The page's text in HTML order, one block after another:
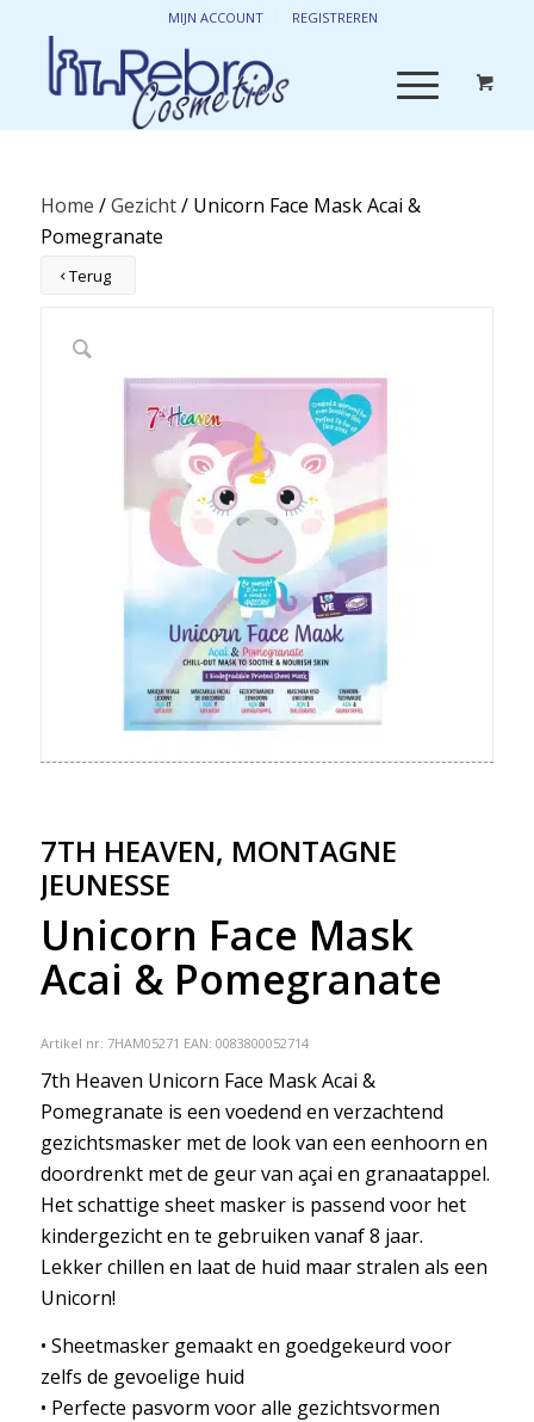
MIJN ACCOUNT REGISTREREN
Home /Gezicht/ Unicorn Face Mask Acai &
Pomegranate
Terug
7TH HEAVEN, MONTAGNE
JEUNESSE
Unicorn Face Mask
Acai & Pomegranate
Artikel nr: 7HAM05271 EAN: 0083800052714
7th Heaven Unicorn Face Mask Acai &
Pomegranate is een voedend en verzachtend
gezichtsmasker met de look van een eenhoorn en
doordrenkt met de geur van açai en granaatappel.
Het schattige sheet masker is passend voor het
kindergezicht en te gebruiken vanaf 8 jaar.
Lekker chillen en laat de huid maar stralen als een
Unicorn!
• Sheetmasker gemaakt en goedgekeurd voor
zelfs de gevoelige huid
• Perfecte pasvorm voor alle gezichtsvormen